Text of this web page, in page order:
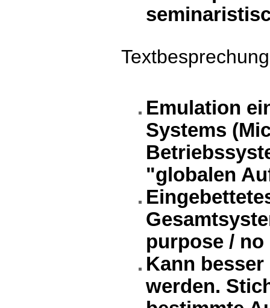
Textbesprechung
Emulation
Systems
"globalen
purpose /
Kann
werden.